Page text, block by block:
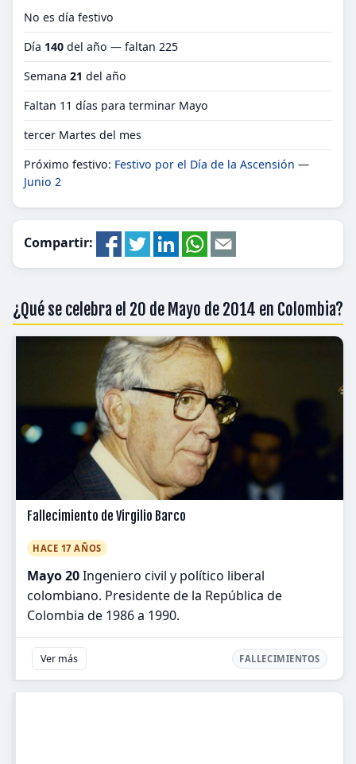
No es día festivo
Día 140 del año — faltan 225
Semana 21 del año
Faltan 11 días para terminar Mayo
tercer Martes del mes
Próximo festivo: Festivo por el Día de la Ascensión —
Junio 2
Compartir:
¿Qué se celebra el 20 de Mayo de 2014 en Colombia?
Fallecimiento de Virgilio Barco
HACE 17 AÑOS
Mayo 20Ingeniero civil y político liberal
colombiano. Presidente de la República de
Colombia de 1986 a 1990.
Ver más FALLECIMIENTOS